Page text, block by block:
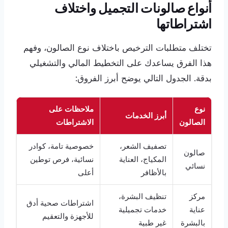
أنواع صالونات التجميل واختلاف
اشتراطاتها
تختلف متطلبات الترخيص باختلاف نوع الصالون، وفهم
هذا الفرق يساعدك على التخطيط المالي والتشغيلي
بدقة. الجدول التالي يوضح أبرز الفروق:
نوع
الصالون
أبرز الخدمات
ملاحظات على
الاشتراطات
صالون
نسائي
تصفيف الشعر،
المكياج، العناية
بالأظافر
خصوصية تامة، كوادر
نسائية، فرص توطين
أعلى
مركز
عناية
بالبشرة
تنظيف البشرة،
خدمات تجميلية
غير طبية
اشتراطات صحية أدق
للأجهزة والتعقيم